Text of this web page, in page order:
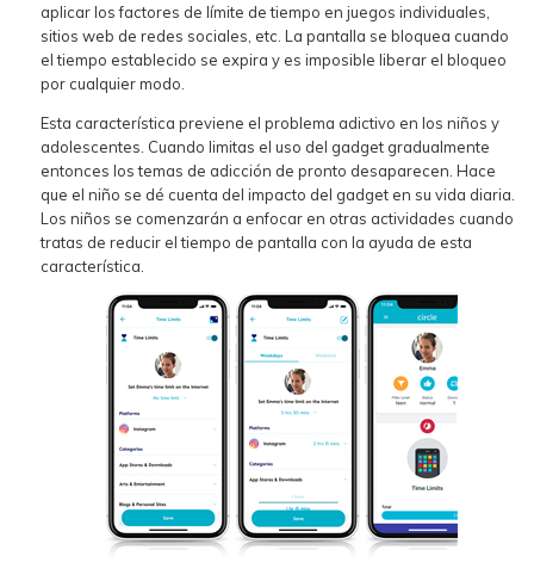
aplicar los factores de límite de tiempo en juegos individuales,
sitios web de redes sociales, etc. La pantalla se bloquea cuando
el tiempo establecido se expira y es imposible liberar el bloqueo
por cualquier modo.
Esta característica previene el problema adictivo en los niños y
adolescentes. Cuando limitas el uso del gadget gradualmente
entonces los temas de adicción de pronto desaparecen. Hace
que el niño se dé cuenta del impacto del gadget en su vida diaria.
Los niños se comenzarán a enfocar en otras actividades cuando
tratas de reducir el tiempo de pantalla con la ayuda de esta
característica.